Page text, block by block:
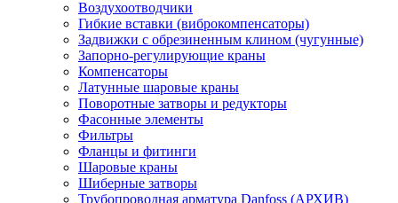
Воздухоотводчики
Гибкие вставки (виброкомпенсаторы)
Задвижки с обрезиненным клином (чугунные)
Запорно-регулирующие краны
Компенсаторы
Латунные шаровые краны
Поворотные затворы и редукторы
Фасонные элементы
Фильтры
Фланцы и фитинги
Шаровые краны
Шиберные затворы
Трубопроводная арматура Danfoss (АРХИВ)